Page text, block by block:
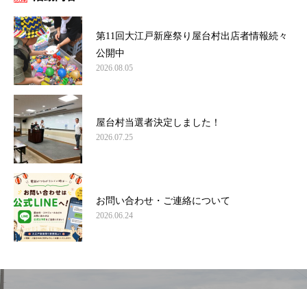
第11回大江戸新座祭り屋台村出店者情報続々
公開中
2026.08.05
屋台村当選者決定しました！
2026.07.25
お問い合わせ・ご連絡について
2026.06.24